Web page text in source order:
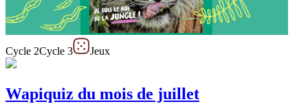
Cycle 2Cycle 3 Jeux
Wapiquiz du mois de juillet